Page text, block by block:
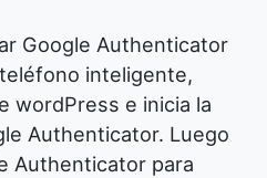
Google Authenticator
inteligente,
wordPress e inicia la
Authenticator. Luego
Authenticator para